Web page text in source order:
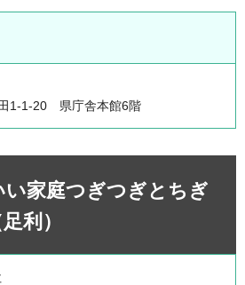
1-1-20 県庁舎本館6階
い家庭つぎつぎとちぎ
利）